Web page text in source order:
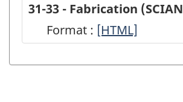
31-33 - Fabrication
Format : 31-
-
[HTML]